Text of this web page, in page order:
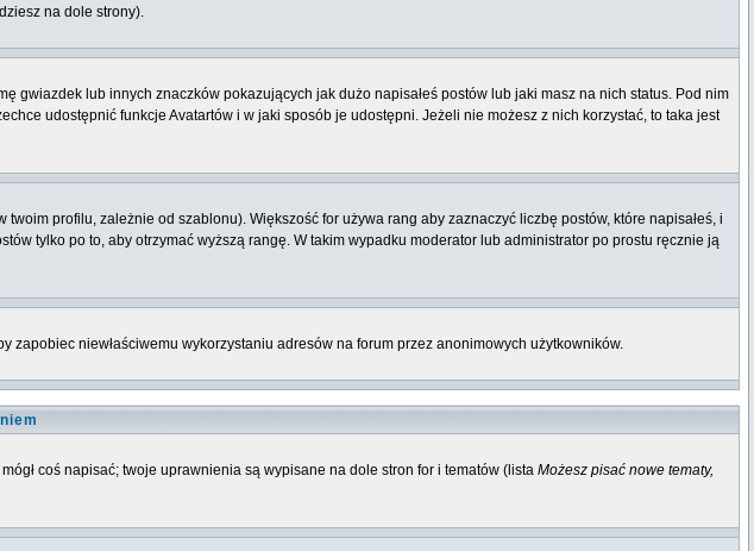
na dole strony).
gwiazdek lub innych znaczków pokazujących jak dużo napisałeś postów lub jaki masz na nich status. Pod nim
udostępnić funkcje Avatartów i w jaki sposób je udostępni. Jeżeli nie możesz z nich korzystać, to taka jest
profilu, zależnie od szablonu). Większość for używa rang aby zaznaczyć liczbę postów, które napisałeś, i
tylko po to, aby otrzymać wyższą rangę. W takim wypadku moderator lub administrator po prostu ręcznie ją
zapobiec niewłaściwemu wykorzystaniu adresów na forum przez anonimowych użytkowników.
coś napisać; twoje uprawnienia są wypisane na dole stron for i tematów (lista Możesz pisać nowe tematy,